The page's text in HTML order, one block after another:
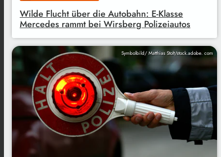
Wilde Flucht über die Autobahn: E-Klasse
Mercedes rammt bei Wirsberg Polizeiautos
Symbolbild/ Matthias Stolt/stock.adobe. com